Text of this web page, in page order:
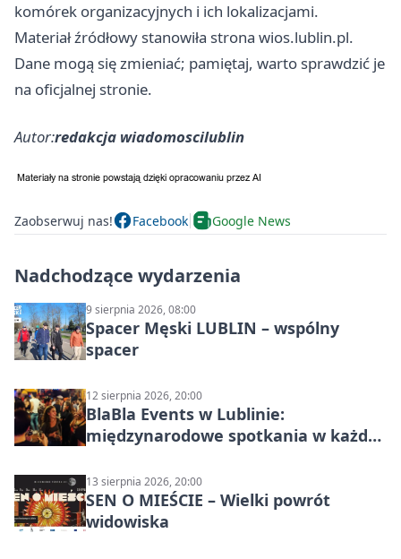
komórek organizacyjnych i ich lokalizacjami.
Materiał źródłowy stanowiła strona wios.lublin.pl.
Dane mogą się zmieniać; pamiętaj, warto sprawdzić je
na oficjalnej stronie.
Autor:redakcja wiadomoscilublin
Zaobserwuj nas! Facebook Google News
Nadchodzące wydarzenia
9 sierpnia 2026, 08:00
Spacer Męski LUBLIN – wspólny
spacer
12 sierpnia 2026, 20:00
BlaBla Events w Lublinie:
międzynarodowe spotkania w każdą
13 sierpnia 2026, 20:00
SEN O MIEŚCIE – Wielki powrót
widowiska